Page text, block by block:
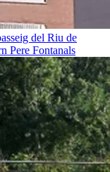
del Riu de
Pere Fontanals